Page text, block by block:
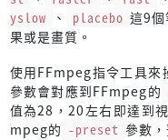
yslow
、 placebo 這9
果或是畫質。
使用FFmpeg指令工具來
參數會對應到FFmpeg的
值為28，20左右即達到
mpeg的 -preset 參數